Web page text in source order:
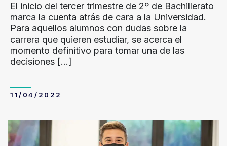
El inicio del tercer trimestre de 2º de Bachillerato
marca la cuenta atrás de cara a la Universidad.
Para aquellos alumnos con dudas sobre la
carrera que quieren estudiar, se acerca el
momento definitivo para tomar una de las
decisiones […]
11/04/2022